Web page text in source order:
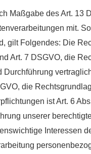
Maßgabe des Art. 13
mit.
gilt Folgendes: Die
Art. 7 DSGVO, die
Durchführung
die
ist Art. 6
unserer
Interessen